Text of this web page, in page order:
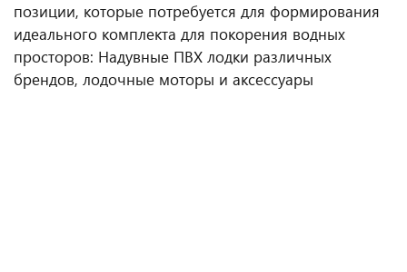
позиции, которые потребуется для формирования
идеального комплекта для покорения водных
просторов: Надувные ПВХ лодки различных
брендов, лодочные моторы и аксессуары